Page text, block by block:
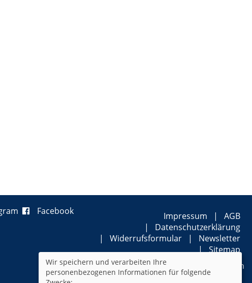
Facebook Impressum
AGB
Datenschutzerklärung
Widerrufsformular
Newsletter
Sitemap
Cookie Einstellungen
Wir speichern und verarbeiten Ihre
personenbezogenen Informationen für folgende